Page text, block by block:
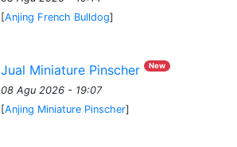
[Anjing French Bulldog]
Jual Miniature Pinscher New
08 Agu 2026 - 19:07
[Anjing Miniature Pinscher]